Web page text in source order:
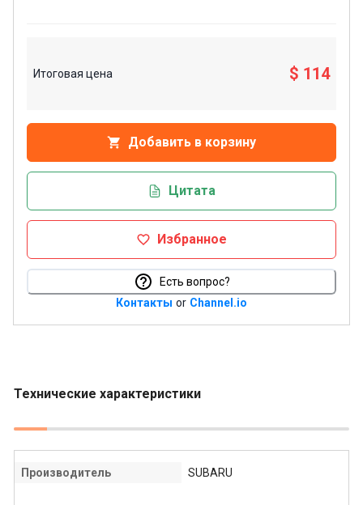
Итоговая цена $ 114
Добавить в корзину
Цитата
Избранное
Есть вопрос?
Контакты or Channel.io
Технические характеристики
Производитель SUBARU